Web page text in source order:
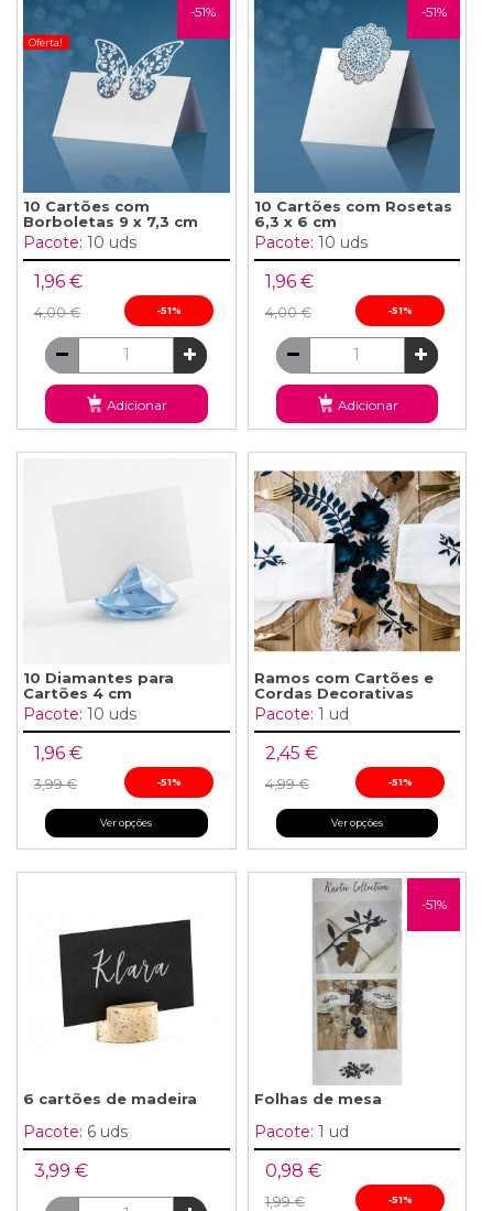
-51%
Oferta!
10 Cartões com
Borboletas 9 x 7,3 cm
Pacote: 10 uds
1,96 €
4,00 € -51%
Adicionar
-51%
10 Cartões com Rosetas
6,3 x 6 cm
Pacote: 10 uds
1,96 €
4,00 € -51%
Adicionar
10 Diamantes para
Cartões 4 cm
Pacote: 10 uds
1,96 €
3,99 € -51%
Ver opções
Ramos com Cartões e
Cordas Decorativas
Pacote: 1 ud
2,45 €
4,99 € -51%
Ver opções
6 cartões de madeira
Pacote: 6 uds
3,99 €
-51%
Folhas de mesa
Pacote: 1 ud
0,98 €
1,99 € -51%